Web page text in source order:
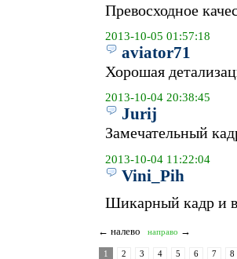
Превосходное
2013-10-05 01:57:18
aviator71
Хорошая
2013-10-04 20:38:45
Jurij
Замечательный
2013-10-04 11:22:04
Vini_Pih
Шикарный кадр и
← налево направо →
1 2 3 4 5 6 7 8